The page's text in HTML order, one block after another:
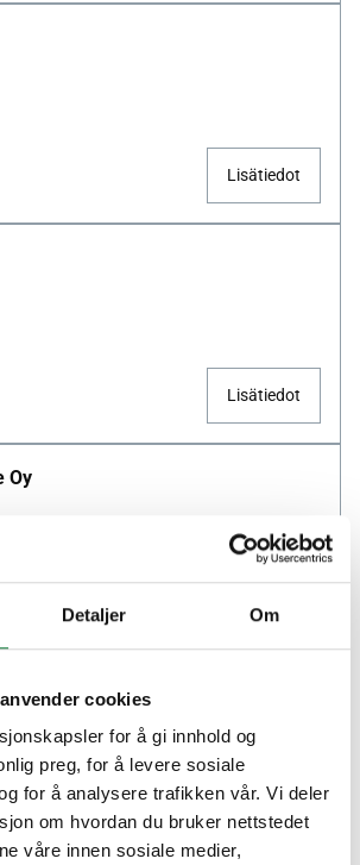
Detaljer Om
cookies
for å gi innhold og
preg, for å levere sosiale
for å analysere trafikken vår. Vi deler
om hvordan du bruker nettstedet
våre innen sosiale medier,
Lisätiedot
Lisätiedot
Oy
Lisätiedot
OY